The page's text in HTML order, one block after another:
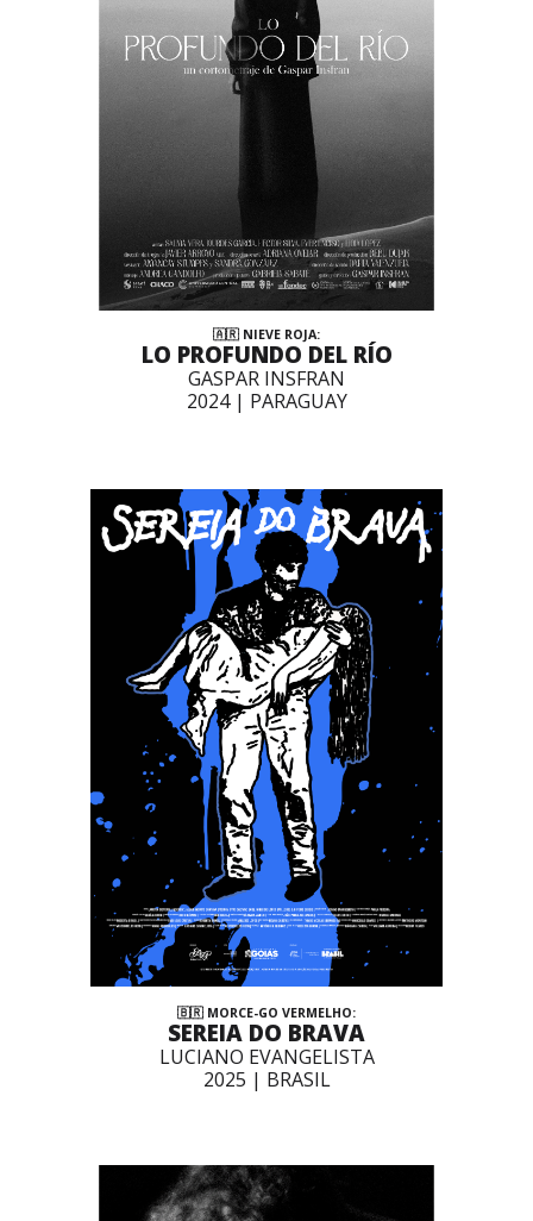
🇦🇷 NIEVE ROJA:
LO PROFUNDO DEL RÍO
GASPAR INSFRAN
2024 | PARAGUAY
🇧🇷 MORCE-GO VERMELHO:
SEREIA DO BRAVA
LUCIANO EVANGELISTA
2025 | BRASIL